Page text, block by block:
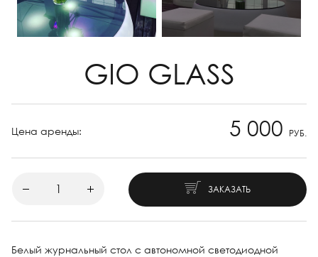
GIO GLASS
Цена аренды: 5 000 РУБ.
ЗАКАЗАТЬ
Белый журнальный стол с автономной светодиодной